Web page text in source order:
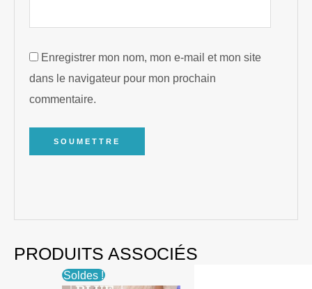
Enregistrer mon nom, mon e-mail et mon site
dans le navigateur pour mon prochain
commentaire.
PRODUITS ASSOCIÉS
Soldes !